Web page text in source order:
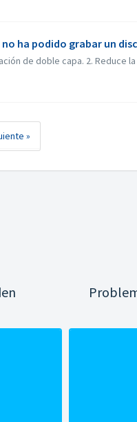
no ha podido grabar un
de doble capa. 2.
»